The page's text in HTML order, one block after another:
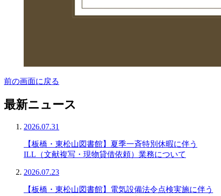
前の画面に戻る
最新ニュース
2026.07.31
【板橋・東松山図書館】夏季一斉特別休暇に伴う
ILL（文献複写・現物貸借依頼）業務について
2026.07.23
【板橋・東松山図書館】電気設備法令点検実施に伴う